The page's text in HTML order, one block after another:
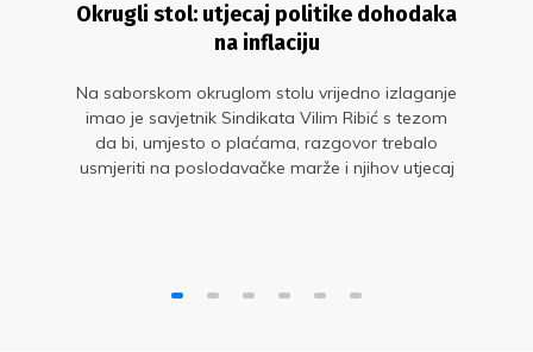
Okrugli stol: utjecaj politike dohodaka
na inflaciju
Na saborskom okruglom stolu vrijedno izlaganje
imao je savjetnik Sindikata Vilim Ribić s tezom
da bi, umjesto o plaćama, razgovor trebalo
usmjeriti na poslodavačke marže i njihov utjecaj